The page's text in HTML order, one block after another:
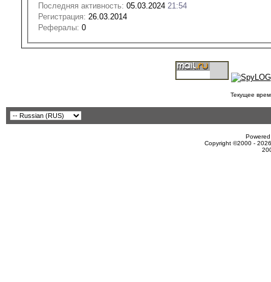
Последняя активность: 05.03.2024 21:54
Регистрация: 26.03.2014
Рефералы: 0
Текущее
Copyright ©2000 -